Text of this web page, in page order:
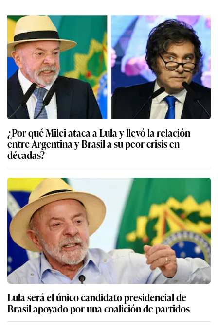
¿Por qué Milei ataca a Lula y llevó la relación
entre Argentina y Brasil a su peor crisis en
décadas?
Lula será el único candidato presidencial de
Brasil apoyado por una coalición de partidos